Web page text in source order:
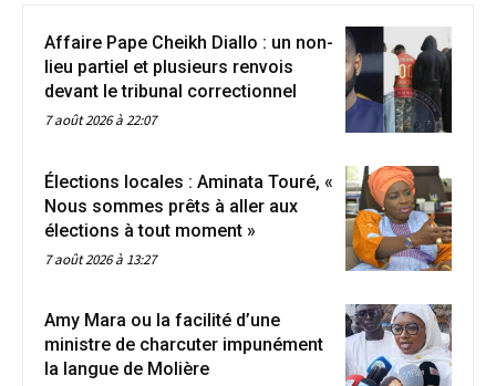
Affaire Pape Cheikh Diallo : un non-
lieu partiel et plusieurs renvois
devant le tribunal correctionnel
7 août 2026 à 22:07
Élections locales : Aminata Touré, «
Nous sommes prêts à aller aux
élections à tout moment »
7 août 2026 à 13:27
Amy Mara ou la facilité d’une
ministre de charcuter impunément
la langue de Molière